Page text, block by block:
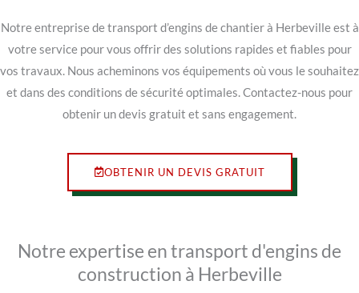
Notre entreprise de transport d’engins de chantier à Herbeville est à
votre service pour vous offrir des solutions rapides et fiables pour
vos travaux. Nous acheminons vos équipements où vous le souhaitez
et dans des conditions de sécurité optimales. Contactez-nous pour
obtenir un devis gratuit et sans engagement.
OBTENIR UN DEVIS GRATUIT
Notre expertise en transport d'engins de
construction à Herbeville